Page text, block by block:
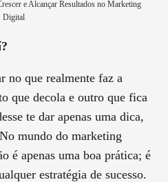
no que realmente faz a
que decola e outro que fica
te dar apenas uma dica,
mundo do marketing
é apenas uma boa prática; é
estratégia de sucesso.